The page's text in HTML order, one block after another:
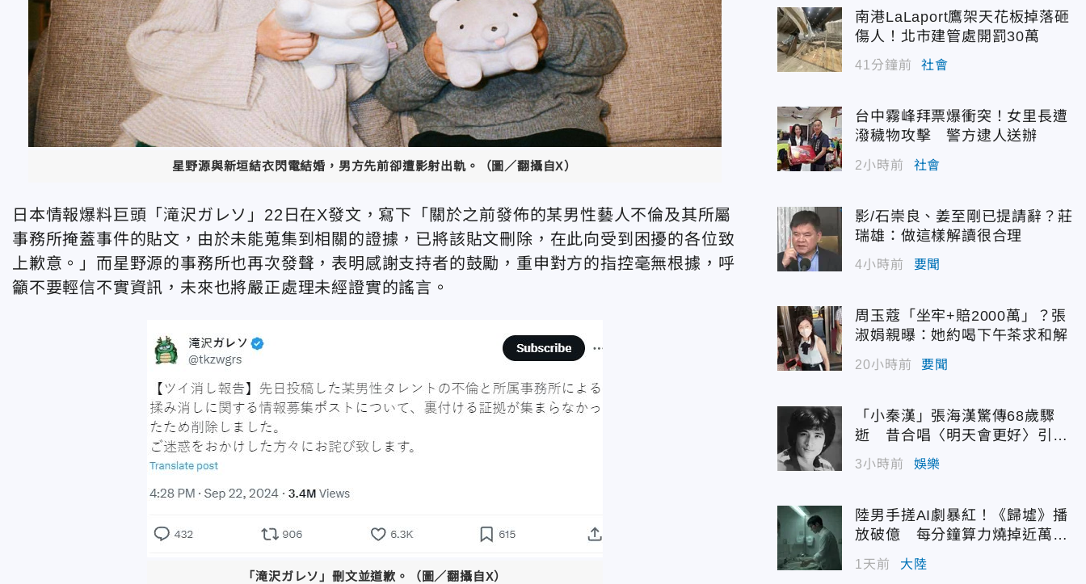
星野源與新垣結衣閃電結婚，男方先前卻遭影射出軌。（圖／翻攝自X）
日本情報爆料巨頭「滝沢ガレソ」22日在X發文，寫下「關於之前發佈的某男性藝人不倫及其所屬
事務所掩蓋事件的貼文，由於未能蒐集到相關的證據，已將該貼文刪除，在此向受到困擾的各位致
上歉意。」而星野源的事務所也再次發聲，表明感謝支持者的鼓勵，重申對方的指控毫無根據，呼
籲不要輕信不實資訊，未來也將嚴正處理未經證實的謠言。
「滝沢ガレソ」刪文並道歉。（圖／翻攝自X）
南港LaLaport鷹架天花板掉落砸
傷人！北市建管處開罰30萬
41分鐘前 社會
台中霧峰拜票爆衝突！女里長遭
潑穢物攻擊 警方逮人送辦
2小時前 社會
影/石崇良、姜至剛已提請辭？莊
瑞雄：做這樣解讀很合理
4小時前 要聞
周玉蔻「坐牢+賠2000萬」？張
淑娟親曝：她約喝下午茶求和解
20小時前 要聞
「小秦漢」張海漢驚傳68歲驟
逝 昔合唱〈明天會更好〉引追
憶
3小時前 娛樂
陸男手搓AI劇暴紅！《歸墟》播
放破億 每分鐘算力燒掉近萬台
1天前 大陸